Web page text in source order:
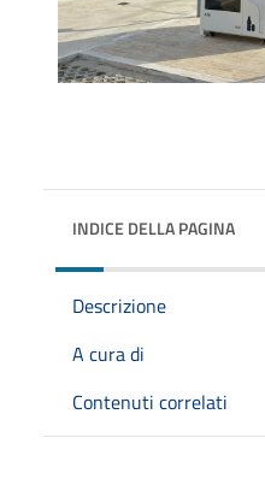
INDICE DELLA PAGINA
Descrizione
A cura di
Contenuti correlati